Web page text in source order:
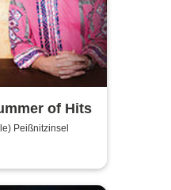
of Hits
Peißnitzinsel